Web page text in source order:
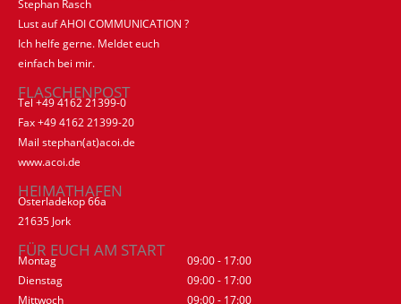
Stephan Rasch
Lust auf AHOI COMMUNICATION ?
Ich helfe gerne. Meldet euch
einfach bei mir.
FLASCHENPOST
Tel +49 4162 21399-0
Fax +49 4162 21399-20
Mail stephan(at)acoi.de
www.acoi.de
HEIMATHAFEN
Osterladekop 66a
21635 Jork
FÜR EUCH AM START
Montag
09:00 - 17:00
Dienstag
09:00 - 17:00
Mittwoch
09:00 - 17:00